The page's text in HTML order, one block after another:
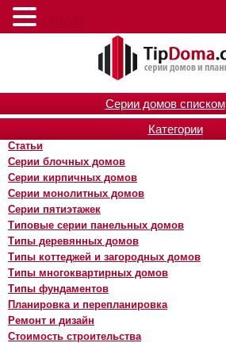
Серии домов списком
Категории
Статьи
Серии блочных домов
Серии кирпичных домов
Серии монолитных домов
Серии пятиэтажек
Типовые серии панельных домов
Типы деревянных домов
Типы коттеджей и загородных домов
Типы многоквартирных домов
Типы фундаментов
Планировка и перепланировка
Ремонт и дизайн
Стоимость строительства